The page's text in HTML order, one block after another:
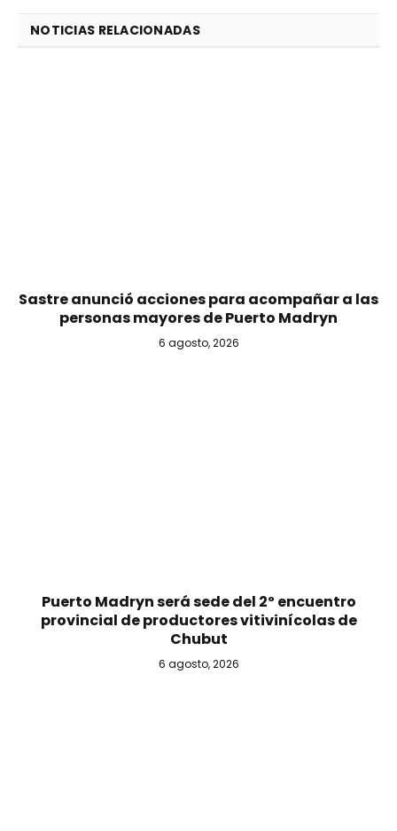
NOTICIAS RELACIONADAS
Sastre anunció acciones para acompañar a las
personas mayores de Puerto Madryn
6 agosto, 2026
Puerto Madryn será sede del 2º encuentro
provincial de productores vitivinícolas de
Chubut
6 agosto, 2026